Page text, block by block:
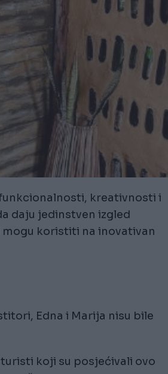
kreativnosti i
daju jedinstven izgled
koristiti na inovativan
Edna i Marija nisu bile
koji su posjećivali ovo